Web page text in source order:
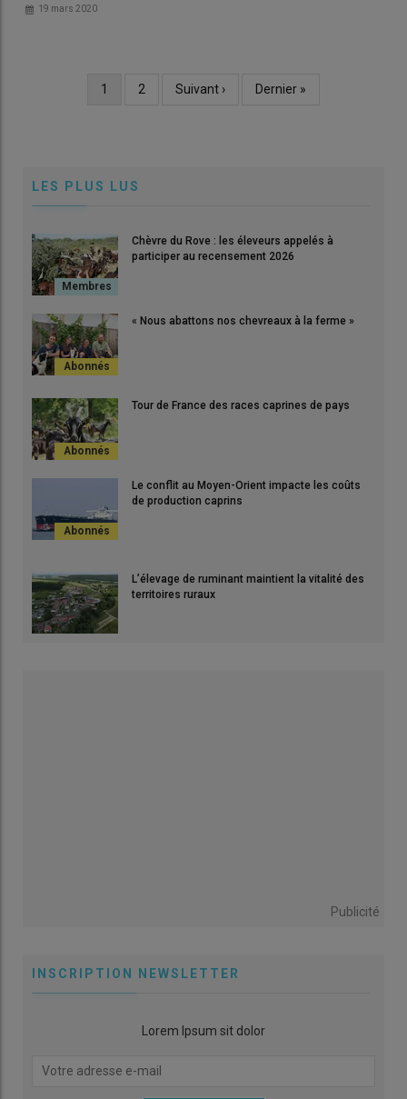
19 mars 2020
Page
1 Page
2
Page
Suivant ›
Dernière
Dernier »
LES PLUS LUS
Chèvre du Rove : les éleveurs appelés à
participer au recensement 2026
« Nous abattons nos chevreaux à la ferme »
Tour de France des races caprines de pays
Le conflit au Moyen-Orient impacte les coûts
de production caprins
L’élevage de ruminant maintient la vitalité des
territoires ruraux
Publicité
INSCRIPTION NEWSLETTER
Lorem Ipsum sit dolor